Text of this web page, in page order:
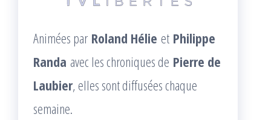
Animées par Roland Hélie et Philippe
Randa avec les chroniques de Pierre de
Laubier, elles sont diffusées chaque
semaine.